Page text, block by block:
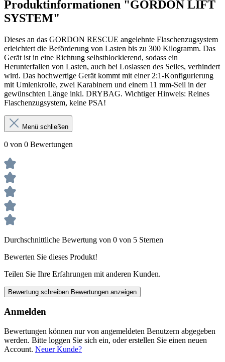
Produktinformationen "GORDON LIFT
SYSTEM"
Dieses an das GORDON RESCUE angelehnte Flaschenzugsystem
erleichtert die Beförderung von Lasten bis zu 300 Kilogramm. Das
Gerät ist in eine Richtung selbstblockierend, sodass ein
Herunterfallen von Lasten, auch bei Loslassen des Seiles, verhindert
wird. Das hochwertige Gerät kommt mit einer 2:1-Konfigurierung
mit Umlenkrolle, zwei Karabinern und einem 11 mm-Seil in der
gewünschten Länge inkl. DRYBAG. Wichtiger Hinweis: Reines
Flaschenzugsystem, keine PSA!
Menü schließen
0 von 0 Bewertungen
Durchschnittliche Bewertung von 0 von 5 Sternen
Bewerten Sie dieses Produkt!
Teilen Sie Ihre Erfahrungen mit anderen Kunden.
Bewertung schreiben Bewertungen anzeigen
Anmelden
Bewertungen können nur von angemeldeten Benutzern abgegeben
werden. Bitte loggen Sie sich ein, oder erstellen Sie einen neuen
Account. Neuer Kunde?